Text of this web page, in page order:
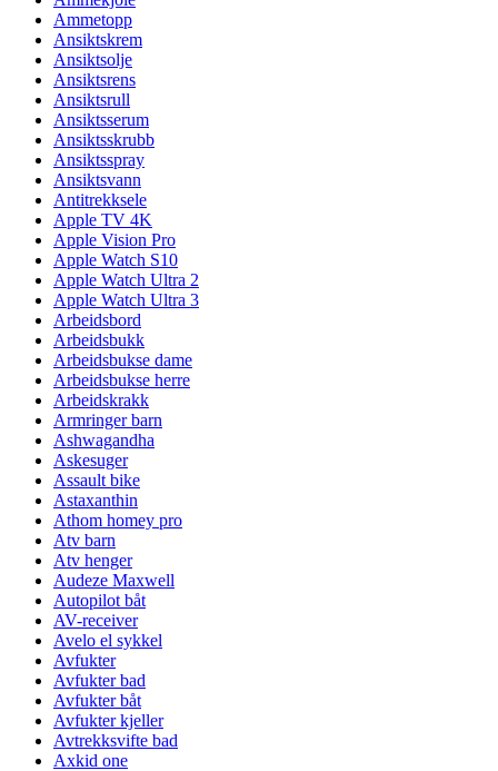
Ammetopp
Ansiktskrem
Ansiktsolje
Ansiktsrens
Ansiktsrull
Ansiktsserum
Ansiktsskrubb
Ansiktsspray
Ansiktsvann
Antitrekksele
Apple TV 4K
Apple Vision Pro
Apple Watch S10
Apple Watch Ultra 2
Apple Watch Ultra 3
Arbeidsbord
Arbeidsbukk
Arbeidsbukse dame
Arbeidsbukse herre
Arbeidskrakk
Armringer barn
Ashwagandha
Askesuger
Assault bike
Astaxanthin
Athom homey pro
Atv barn
Atv henger
Audeze Maxwell
Autopilot båt
AV-receiver
Avelo el sykkel
Avfukter
Avfukter bad
Avfukter båt
Avfukter kjeller
Avtrekksvifte bad
Axkid one